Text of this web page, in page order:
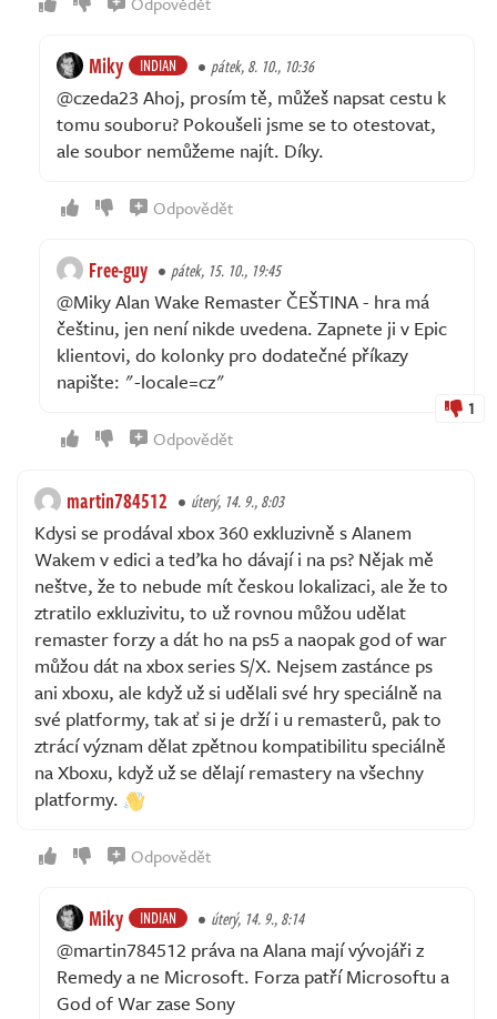
Miky INDIAN pátek, 8. 10., 10:36
@czeda23 Ahoj, prosím tě, můžeš napsat cestu k
tomu souboru? Pokoušeli jsme se to otestovat,
ale soubor nemůžeme najít. Díky.
Odpovědět
Free-guy pátek, 15. 10., 19:45
@Miky Alan Wake Remaster ČEŠTINA - hra má
češtinu, jen není nikde uvedena. Zapnete ji v Epic
klientovi, do kolonky pro dodatečné příkazy
napište: "-locale=cz"
1
Odpovědět
martin784512 úterý, 14. 9., 8:03
Kdysi se prodával xbox 360 exkluzivně s Alanem
Wakem v edici a teďka ho dávají i na ps? Nějak mě
neštve, že to nebude mít českou lokalizaci, ale že to
ztratilo exkluzivitu, to už rovnou můžou udělat
remaster forzy a dát ho na ps5 a naopak god of war
můžou dát na xbox series S/X. Nejsem zastánce ps
ani xboxu, ale když už si udělali své hry speciálně na
své platformy, tak ať si je drží i u remasterů, pak to
ztrácí význam dělat zpětnou kompatibilitu speciálně
na Xboxu, když už se dělají remastery na všechny
platformy.
Odpovědět
Miky INDIAN úterý, 14. 9., 8:14
@martin784512 práva na Alana mají vývojáři z
Remedy a ne Microsoft. Forza patří Microsoftu a
God of War zase Sony